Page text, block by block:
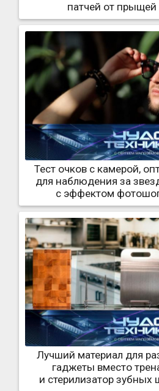
патчей от
Тест очков с камерой,
для наблюдения за
с эффектом
Лучший материал для
гаджеты вместо
и стерилизатор зубных